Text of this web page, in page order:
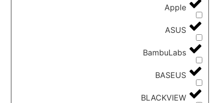
Apple
ASUS
BambuLabs
BASEUS
BLACKVIEW